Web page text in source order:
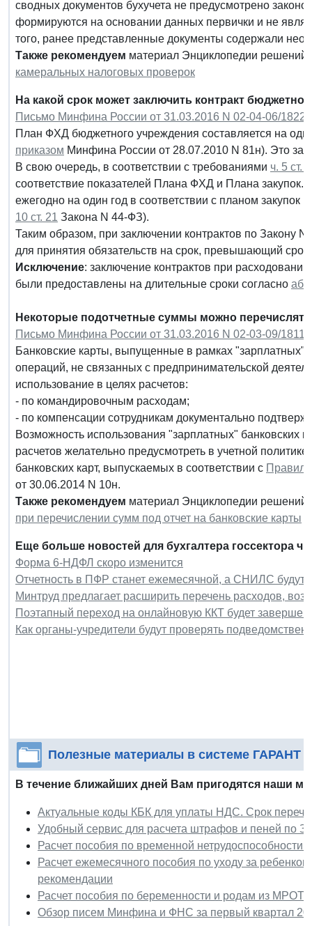
сводных документов бухучета не предусмотрено
формируются на основании данных первички и не
того, ранее представленные документы содержали
Также рекомендуем материал Энциклопедии решений
камеральных налоговых проверок
На какой срок может заключить контракт
Письмо Минфина России от 31.03.2016 N 02-04-06/18225
План ФХД бюджетного учреждения составляется на
приказом Минфина России от 28.07.2010 N 81н). Это
В свою очередь, в соответствии с требованиями ч. 5 ст.
соответствие показателей Плана ФХД и Плана
ежегодно на один год в соответствии с планом закупок
10 ст. 21 Закона N 44-ФЗ).
Таким образом, при заключении контрактов по Закону
для принятия обязательств на срок, превышающий
Исключение: заключение контрактов при
были предоставлены на длительные сроки согласно
Некоторые подотчетные суммы можно
Письмо Минфина России от 31.03.2016 N 02-03-09/18115
Банковские карты, выпущенные в рамках "зарплатных"
операций, не связанных с предпринимательской
использование в целях расчетов:
- по командировочным расходам;
- по компенсации сотрудникам документально
Возможность использования "зарплатных" банковских
расчетов желательно предусмотреть в учетной
банковских карт, выпускаемых в соответствии с
от 30.06.2014 N 10н.
Также рекомендуем материал Энциклопедии решений
при перечислении сумм под отчет на банковские карты
Еще больше новостей для бухгалтера госсектора
Форма 6-НДФЛ скоро изменится
Отчетность в ПФР станет ежемесячной, а СНИЛС будут
Минтруд предлагает расширить перечень расходов,
Поэтапный переход на онлайновую ККТ будет завершен
Как органы-учредители будут проверять
Полезные материалы в системе ГАРАНТ
В течение ближайших дней Вам пригодятся наши
Актуальные коды КБК для уплаты НДС. Срок
Удобный сервис для расчета штрафов и пеней по
Расчет пособия по временной
Расчет ежемесячного пособия по уходу за
рекомендации
Расчет пособия по беременности и родам из МРОТ.
Обзор писем Минфина и ФНС за первый квартал